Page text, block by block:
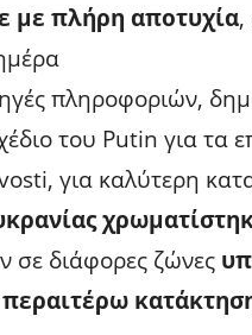
με πλήρη αποτυχία,
πληροφοριών,
του Putin για τα
για καλύτερη
σε διάφορες ζώνες
περαιτέρω